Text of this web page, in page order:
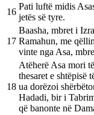
16
Pati luftë midis
jetës së tyre.
17
Baasha, mbret i
Ramahun, me
vinte nga Asa,
18
Atëherë Asa mori
thesaret e shtëpisë
ua dorëzoi
Hadadi, bir i
që banonte në